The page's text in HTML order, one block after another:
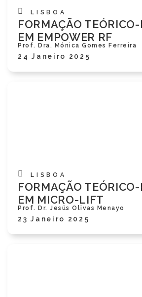
LISBOA
FORMAÇÃO
EM EMPOWER RF
Prof. Dra. Mónica Gomes Ferreira
24 Janeiro 2025
LISBOA
FORMAÇÃO
EM MICRO-LIFT
Prof. Dr. Jesús Olivas Menayo
23 Janeiro 2025